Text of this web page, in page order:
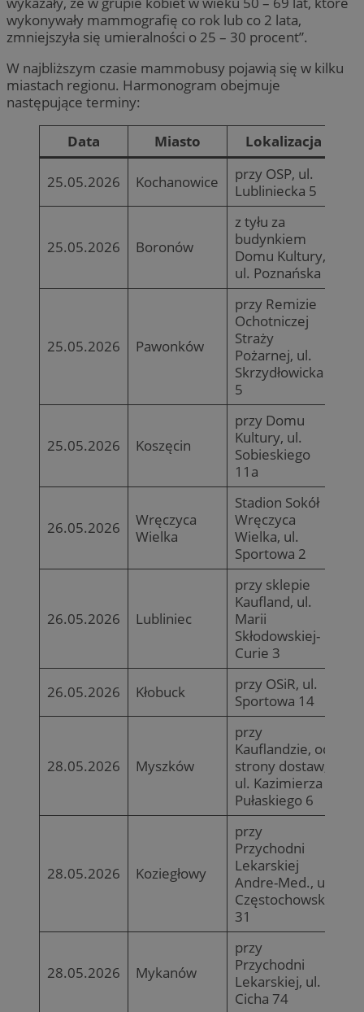
wykonywały mammografię co rok lub co 2 lata,
zmniejszyła się umieralności o 25 – 30 procent”.
W najbliższym czasie mammobusy pojawią się w kilku
miastach regionu. Harmonogram obejmuje
następujące terminy:
Data Miasto Lokalizacja
25.05.2026 Kochanowice
przy OSP, ul.
Lubliniecka 5
25.05.2026 Boronów
z tyłu za
budynkiem
Domu Kultury,
ul. Poznańska 1
25.05.2026 Pawonków
przy Remizie
Ochotniczej
Straży
Pożarnej, ul.
Skrzydłowicka
5
25.05.2026 Koszęcin
przy Domu
Kultury, ul.
Sobieskiego
11a
26.05.2026
Wręczyca
Wielka
Stadion Sokół
Wręczyca
Wielka, ul.
Sportowa 2
26.05.2026 Lubliniec
przy sklepie
Kaufland, ul.
Marii
Skłodowskiej-
Curie 3
26.05.2026 Kłobuck
przy OSiR, ul.
Sportowa 14
28.05.2026 Myszków
przy
Kauflandzie, od
strony dostaw,
ul. Kazimierza
Pułaskiego 6
28.05.2026 Koziegłowy
przy
Przychodni
Lekarskiej
Andre-Med., ul.
Częstochowska
31
28.05.2026 Mykanów
przy
Przychodni
Lekarskiej, ul.
Cicha 74